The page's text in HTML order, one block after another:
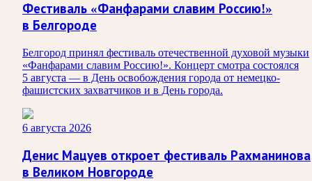
Фестиваль «Фанфарами славим Россию!»
в Белгороде
Белгород принял фестиваль отечественной духовой музыки
«Фанфарами славим Россию!». Концерт смотра состоялся
5 августа — в День освобождения города от немецко-
фашистских захватчиков и в День города.
6 августа 2026
Денис Мацуев откроет фестиваль Рахманинова
в Великом Новгороде